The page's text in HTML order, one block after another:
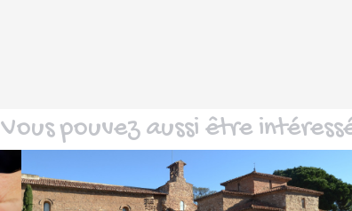
Vous pouvez aussi être